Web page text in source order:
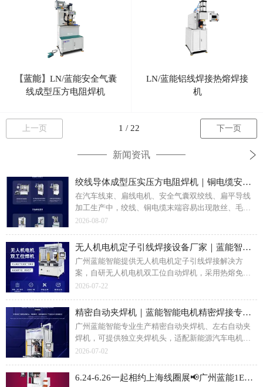
【蓝能】 LN/蓝能安全气囊
线成型压方电阻焊机
LN/蓝能铝线焊接热熔焊接
机
上一页 下一页
新闻资讯
绞线导体成型压实压方电阻焊机｜铜电缆安全气囊线束压方焊接解决方案
在汽车线束、扁线电机、安全气囊双绞线、扁平导线
加工生产中，绞线、铜电缆末端容易出现散丝、毛
刺、扫帚头现象，直接影响后道端子焊接、接头拼接
工艺，可将电缆绞线末端精密压实成方形、长方形截
面，做到无间隙、少毛刺，适配多规格线缆加工。广
州蓝能智能装备提供全自动、手动多系列压方压实焊
接设备，覆盖铜电缆、双绞线安全气囊线、扁平导线
导体等多种工件的末端成型压实焊接加工需求。
2026-08-07
无人机电机定子引线焊接设备厂家｜蓝能智能双工位自动焊机一站式焊接解决方案
广州蓝能智能提供无人机电机定子引线焊接解决方
案，自研无人机电机双工位自动焊机，采用热熔免脱
漆工艺，实现定子漆包线自动化焊接。双工位交替作
服务。支持试样打样、设备非标定制，适配航拍、植
保、载重各类无人机无刷电机生产，面向电机制造企
业提供稳定可靠的精密焊接设备。
2026-07-22
精密自动夹焊机｜蓝能智能电机精密焊接专用设备
广州蓝能智能专业生产精密自动夹焊机、左右自动夹
焊机，可提供独立夹焊机头，适配新能源汽车电机、
无人机定子、漆包线、U/Y 端子、汽车电子水泵焊
接，免费打样、非标定制，提供检测报告。
2026-07-02
6.24-6.26一起相约上海线圈展📢广州蓝能1E31展位恭候莅临！